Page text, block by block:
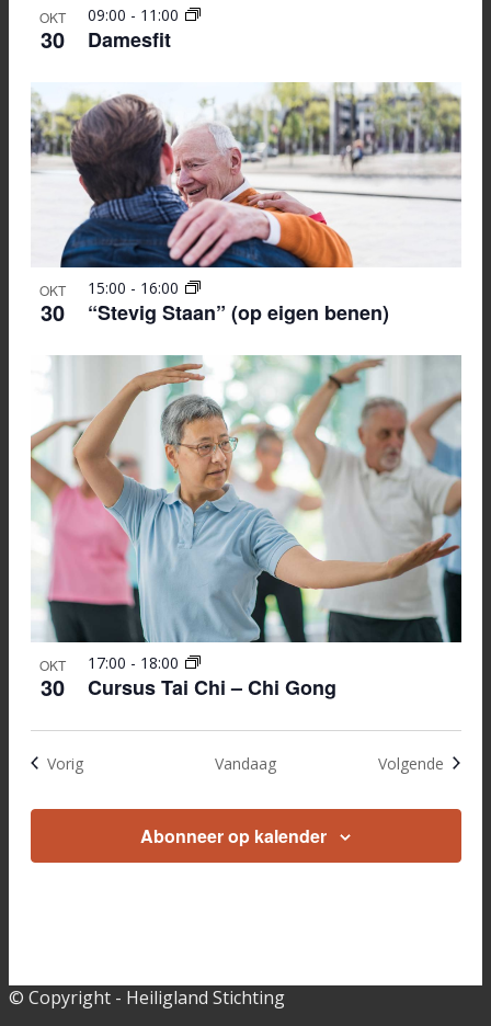
OKT
30 Damesfit
09:00 - 11:00
OKT
30 “Stevig Staan” (op eigen benen)
15:00 - 16:00
OKT
30 Cursus Tai Chi – Chi Gong
17:00 - 18:00
VorigEvenementen Vandaag Volgende
Abonneer op kalender
© Copyright - Heiligland Stichting